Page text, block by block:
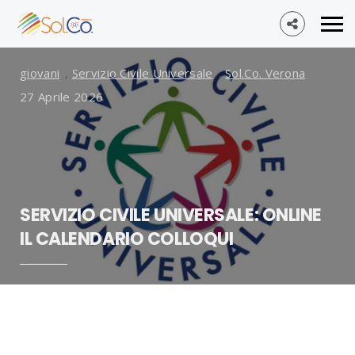
Corsi Formazione ,Formazione ,Lavoro , Sol.Co.
Verona
4 Marzo 2026